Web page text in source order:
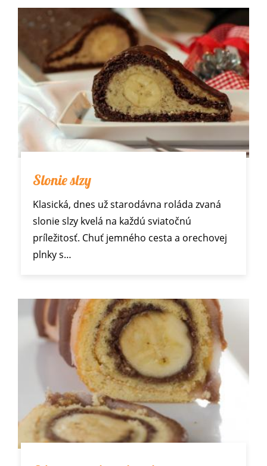
Slonie slzy
Klasická, dnes už starodávna roláda zvaná
slonie slzy kvelá na každú sviatočnú
príležitosť. Chuť jemného cesta a orechovej
plnky s…